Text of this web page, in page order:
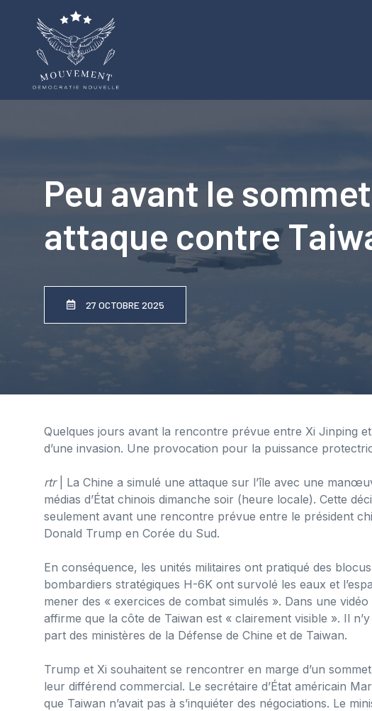
Peu avant le
attaque contre
27 OCTOBRE 2025
Quelques jours avant la rencontre prévue entre Xi Jinping
d’une invasion. Une provocation pour la puissance
rtr| La Chine a simulé une attaque sur l’île avec une
médias d’État chinois dimanche soir (heure locale). Cette
seulement avant une rencontre prévue entre le président
Donald Trump en Corée du Sud.
En conséquence, les unités militaires ont pratiqué des
bombardiers stratégiques H-6K ont survolé les eaux et
mener des « exercices de combat simulés ». Dans une
affirme que la côte de Taiwan est « clairement visible ». Il
part des ministères de la Défense de Chine et de Taiwan.
Trump et Xi souhaitent se rencontrer en marge d’un
leur différend commercial. Le secrétaire d’État américain
que Taiwan n’avait pas à s’inquiéter des négociations. Le